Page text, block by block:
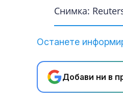
Снимка:
Останете
Добави ни в